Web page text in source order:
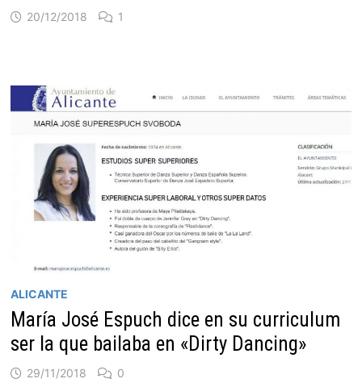
20/12/2018 1
ALICANTE
María José Espuch dice en su curriculum
ser la que bailaba en «Dirty Dancing»
29/11/2018 0